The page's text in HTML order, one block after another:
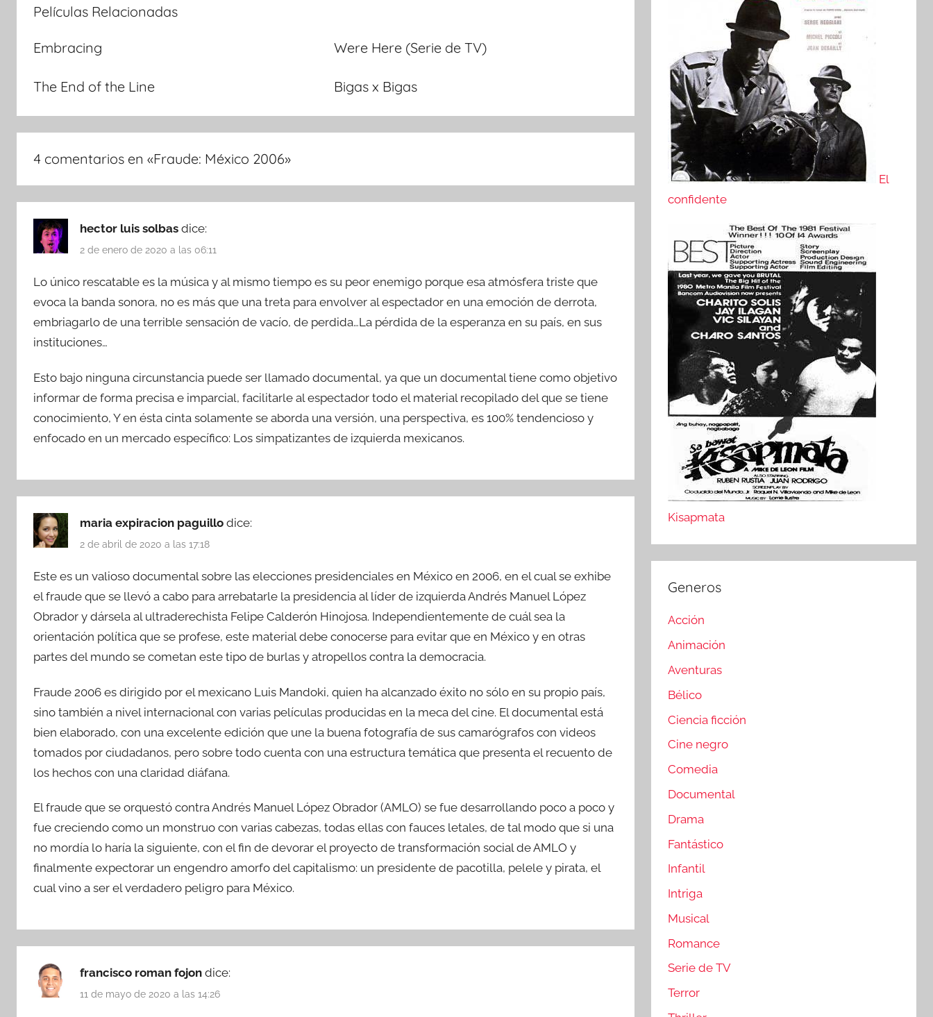
Películas Relacionadas
Embracing Were Here (Serie de TV)
The End of the Line Bigas x Bigas
4 comentarios en «Fraude: México 2006»
hector luis solbas dice:
2 de enero de 2020 a las 06:11
Lo único rescatable es la música y al mismo tiempo es su peor enemigo porque esa atmósfera triste que
evoca la banda sonora, no es más que una treta para envolver al espectador en una emoción de derrota,
embriagarlo de una terrible sensación de vacío, de perdida…La pérdida de la esperanza en su país, en sus
instituciones…
Esto bajo ninguna circunstancia puede ser llamado documental, ya que un documental tiene como objetivo
informar de forma precisa e imparcial, facilitarle al espectador todo el material recopilado del que se tiene
conocimiento, Y en ésta cinta solamente se aborda una versión, una perspectiva, es 100% tendencioso y
enfocado en un mercado específico: Los simpatizantes de izquierda mexicanos.
maria expiracion paguillo dice:
2 de abril de 2020 a las 17:18
Este es un valioso documental sobre las elecciones presidenciales en México en 2006, en el cual se exhibe
el fraude que se llevó a cabo para arrebatarle la presidencia al líder de izquierda Andrés Manuel López
Obrador y dársela al ultraderechista Felipe Calderón Hinojosa. Independientemente de cuál sea la
orientación política que se profese, este material debe conocerse para evitar que en México y en otras
partes del mundo se cometan este tipo de burlas y atropellos contra la democracia.
Fraude 2006 es dirigido por el mexicano Luis Mandoki, quien ha alcanzado éxito no sólo en su propio país,
sino también a nivel internacional con varias películas producidas en la meca del cine. El documental está
bien elaborado, con una excelente edición que une la buena fotografía de sus camarógrafos con videos
tomados por ciudadanos, pero sobre todo cuenta con una estructura temática que presenta el recuento de
los hechos con una claridad diáfana.
El fraude que se orquestó contra Andrés Manuel López Obrador (AMLO) se fue desarrollando poco a poco y
fue creciendo como un monstruo con varias cabezas, todas ellas con fauces letales, de tal modo que si una
no mordía lo haría la siguiente, con el fin de devorar el proyecto de transformación social de AMLO y
finalmente expectorar un engendro amorfo del capitalismo: un presidente de pacotilla, pelele y pirata, el
cual vino a ser el verdadero peligro para México.
francisco roman fojon dice:
11 de mayo de 2020 a las 14:26
El
confidente
Kisapmata
Generos
Acción
Animación
Aventuras
Bélico
Ciencia ficción
Cine negro
Comedia
Documental
Drama
Fantástico
Infantil
Intriga
Musical
Romance
Serie de TV
Terror